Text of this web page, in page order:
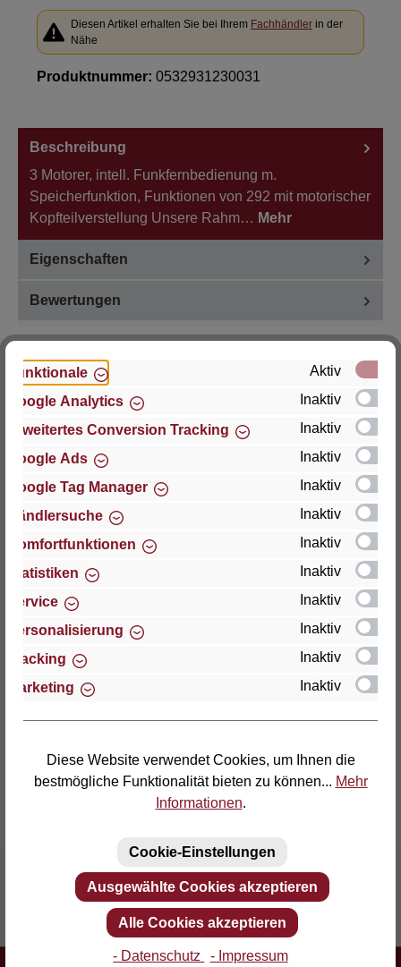
Diesen Artikel erhalten Sie bei Ihrem Fachhändlerin der
Nähe
Produktnummer: 0532931230031
Beschreibung
3 Motorer, intell. Funkfernbedienung m.
Speicherfunktion, Funktionen von 292 mit motorischer
Kopfteilverstellung Unsere Rahm… Mehr
Eigenschaften
Bewertungen
Hersteller
Für Fragen zu Produkt, Produktsicherheit oder
technische Unterstützung wenden Sie sich bitte an:
Thomas GmbH + Co. Sitz- und Liegemöbel KG
"Lattoflex"
D-27432 Bremervörde
Telefon: (04761) 979-0
E-Mail: info@lattoflex.com
Erfinder des Lattenrostes Mehr als 60 Jahre Erfahrung
Funktionale
Aktiv
Google Analytics
Inaktiv
Erweitertes Conversion Tracking
Inaktiv
Google Ads
Inaktiv
Google Tag Manager
Inaktiv
Händlersuche
Inaktiv
Komfortfunktionen
Inaktiv
Statistiken
Inaktiv
Service
Inaktiv
Personalisierung
Inaktiv
Tracking
Inaktiv
Marketing
Inaktiv
Diese Website verwendet Cookies, um Ihnen die
bestmögliche Funktionalität bieten zu können... Mehr
Informationen.
Cookie-Einstellungen
Ausgewählte Cookies akzeptieren
Alle Cookies akzeptieren
- Datenschutz - Impressum